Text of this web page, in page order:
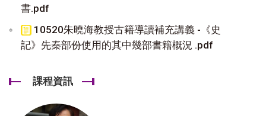
書.pdf
10520朱曉海教授古籍導讀補充講義 -《史
記》先秦部份使用的其中幾部書籍概況 .pdf
課程資訊